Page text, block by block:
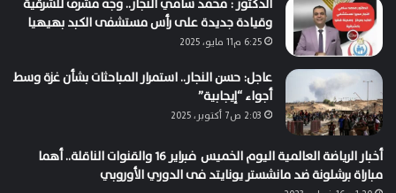
الدكتور : محمد سامي النجار.. وجه مشرف للشرقية
وقيادة جديدة على رأس مستشفى الكبد بهيهيا
6:25 م11 مايو، 2025
عاجل: حسن النجار.. استمرار المباحثات بشأن غزة وسط
أجواء “إيجابية”
2:03 ص7 أكتوبر، 2025
أخبار الرياضة العالمية اليوم الخميس فبراير 16 والقنوات الناقلة.. أهما
مباراة برشلونة ضد مانشستر يونايتد فى الدوري الأوروبي